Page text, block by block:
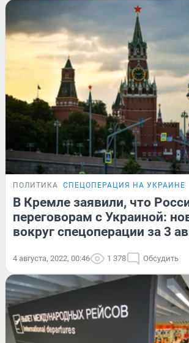
ПОЛИТИКА СПЕЦОПЕРАЦИЯ НА УКРАИНЕ
В Кремле заявили, что
переговорам с Украиной:
вокруг спецоперации за 3
4 августа, 2022, 00:46 1 378 Обсудить